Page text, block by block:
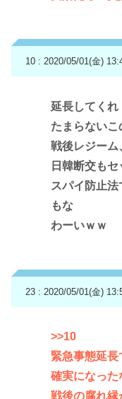
10 : 2020/05/01(金)
延長してくれ
たまらないこ
戦後レジーム
日韓断交も
スパイ防止
もな
わーいｗｗ
23 : 2020/05/01(金)
>>10
緊急事態延
確実になった
戦後の腐れ縁